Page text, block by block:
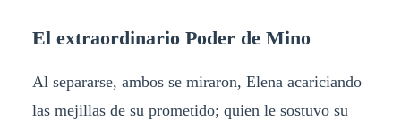
El extraordinario Poder de Mino
Al separarse, ambos se miraron, Elena acariciando
las mejillas de su prometido; quien le sostuvo su